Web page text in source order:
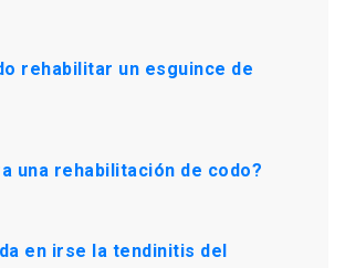
rehabilitar un esguince de
una rehabilitación de codo?
en irse la tendinitis del